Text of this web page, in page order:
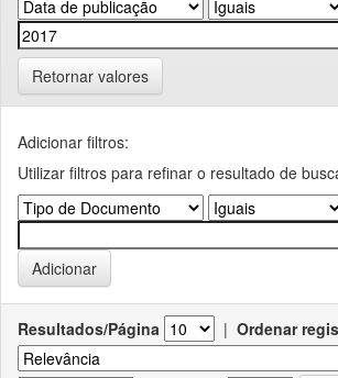
Retornar valores
Adicionar filtros:
Utilizar filtros para refinar o resultado de
Resultados/Página | Ordenar